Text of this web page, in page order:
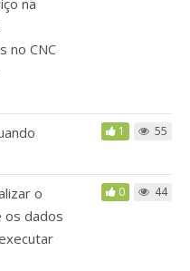
no CNC
1 55
o
os dados
0 44